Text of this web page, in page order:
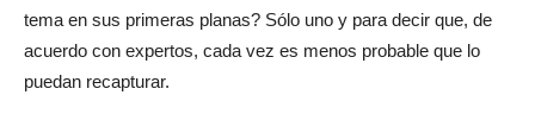
tema en sus primeras planas? Sólo uno y para decir que, de
acuerdo con expertos, cada vez es menos probable que lo
puedan recapturar.